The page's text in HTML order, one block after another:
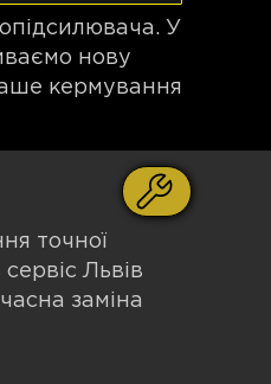
У
нову
кермування
точної
Львів
заміна